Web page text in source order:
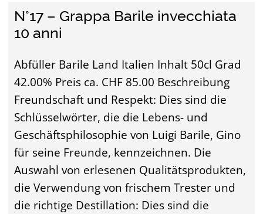
N°17 – Grappa Barile invecchiata
10 anni
Abfüller Barile Land Italien Inhalt 50cl Grad
42.00% Preis ca. CHF 85.00 Beschreibung
Freundschaft und Respekt: Dies sind die
Schlüsselwörter, die die Lebens- und
Geschäftsphilosophie von Luigi Barile, Gino
für seine Freunde, kennzeichnen. Die
Auswahl von erlesenen Qualitätsprodukten,
die Verwendung von frischem Trester und
die richtige Destillation: Dies sind die